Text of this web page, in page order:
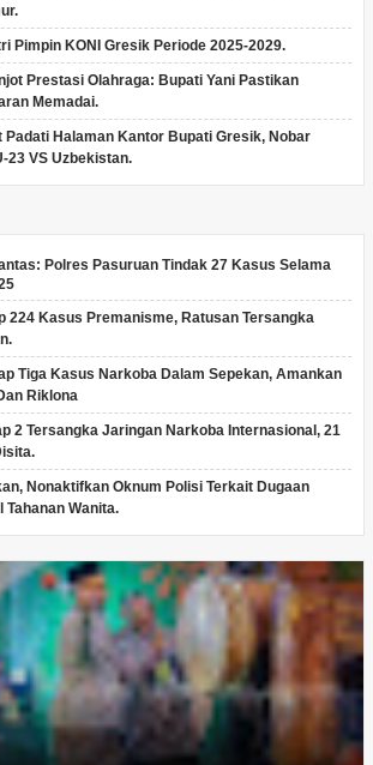
Pimpin KONI Gresik Periode 2025-2029.
Prestasi Olahraga: Bupati Yani Pastikan
Memadai.
Padati Halaman Kantor Bupati Gresik, Nobar
23 VS Uzbekistan.
Polres Pasuruan Tindak 27 Kasus Selama
224 Kasus Premanisme, Ratusan Tersangka
Tiga Kasus Narkoba Dalam Sepekan, Amankan
Riklona
2 Tersangka Jaringan Narkoba Internasional, 21
Nonaktifkan Oknum Polisi Terkait Dugaan
Wanita.